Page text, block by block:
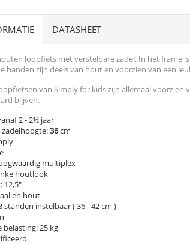
DATASHEET
loopfiets met verstelbare zadel. In het frame
banden zijn deels van hout en voorzien van een
van Simply for kids zijn allemaal
blijven.
2 - 2½ jaar
36cm
multiplex
houtlook
12,5"
en hout
standen instelbaar ( 36 - 42 cm )
belasting: 25 kg